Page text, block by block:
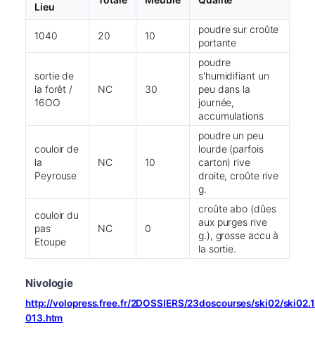
Lieu
1040 20 10
poudre sur croûte
portante
sortie de
la forêt /
16OO
NC 30
poudre
s'humidifiant un
peu dans la
journée,
accumulations
couloir de
la
Peyrouse
NC 10
poudre un peu
lourde (parfois
carton) rive
droite, croûte rive
g.
couloir du
pas
Etoupe
NC 0
croûte abo (dûes
aux purges rive
g.), grosse accu à
la sortie.
Nivologie
http://volopress.free.fr/2DOSSIERS/23doscourses/ski02/
013.htm